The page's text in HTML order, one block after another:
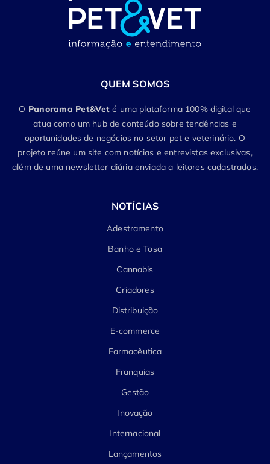
QUEM SOMOS
O Panorama Pet&Vet é uma plataforma 100% digital que
atua como um hub de conteúdo sobre tendências e
oportunidades de negócios no setor pet e veterinário. O
projeto reúne um site com notícias e entrevistas exclusivas,
além de uma newsletter diária enviada a leitores cadastrados.
NOTÍCIAS
Adestramento
Banho e Tosa
Cannabis
Criadores
Distribuição
E-commerce
Farmacêutica
Franquias
Gestão
Inovação
Internacional
Lançamentos